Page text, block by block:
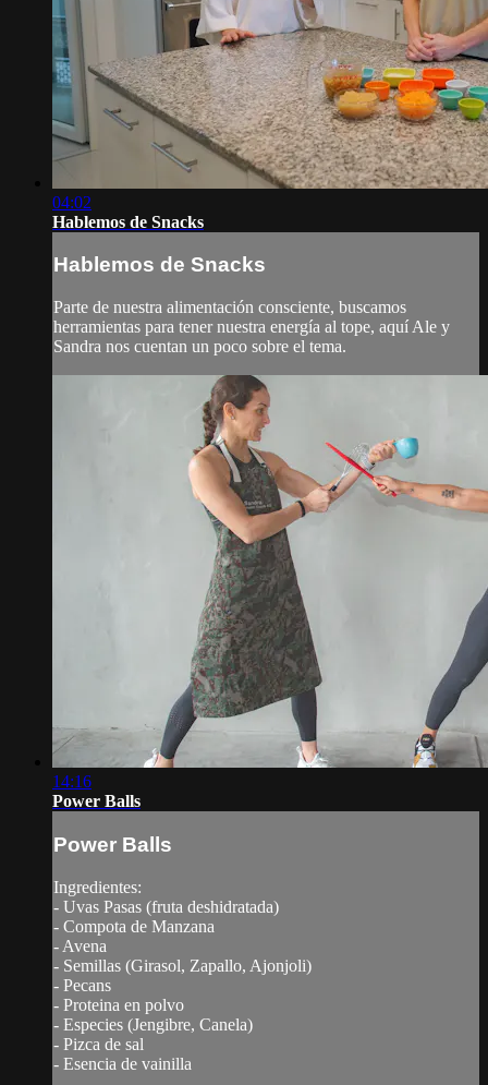
04:02
Hablemos de Snacks
Hablemos de Snacks
Parte de nuestra alimentación consciente, buscamos
herramientas para tener nuestra energía al tope, aquí Ale y
Sandra nos cuentan un poco sobre el tema.
14:16
Power Balls
Power Balls
Ingredientes:
- Uvas Pasas (fruta deshidratada)
- Compota de Manzana
- Avena
- Semillas (Girasol, Zapallo, Ajonjoli)
- Pecans
- Proteina en polvo
- Especies (Jengibre, Canela)
- Pizca de sal
- Esencia de vainilla